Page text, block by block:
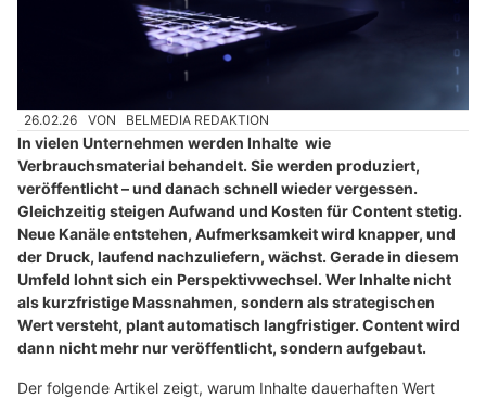
26.02.26 VON BELMEDIA REDAKTION
In vielen Unternehmen werden Inhalte wie
Verbrauchsmaterial behandelt. Sie werden produziert,
veröffentlicht – und danach schnell wieder vergessen.
Gleichzeitig steigen Aufwand und Kosten für Content stetig.
Neue Kanäle entstehen, Aufmerksamkeit wird knapper, und
der Druck, laufend nachzuliefern, wächst. Gerade in diesem
Umfeld lohnt sich ein Perspektivwechsel. Wer Inhalte nicht
als kurzfristige Massnahmen, sondern als strategischen
Wert versteht, plant automatisch langfristiger. Content wird
dann nicht mehr nur veröffentlicht, sondern aufgebaut.
Der folgende Artikel zeigt, warum Inhalte dauerhaften Wert